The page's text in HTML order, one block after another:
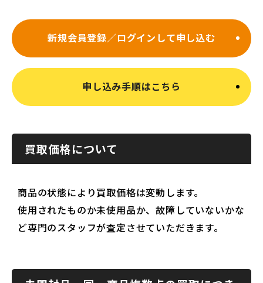
新規会員登録／ログインして申し込む
申し込み手順はこちら
買取価格について
商品の状態により買取価格は変動します。
使用されたものか未使用品か、故障していないかな
ど専門のスタッフが査定させていただきます。